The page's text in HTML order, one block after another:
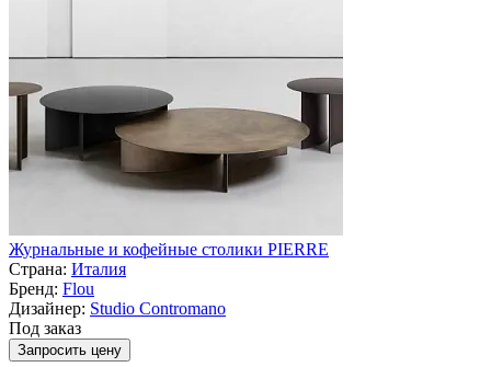
Журнальные и кофейные столики PIERRE
Страна: Италия
Бренд: Flou
Дизайнер: Studio Contromano
Под заказ
Запросить цену